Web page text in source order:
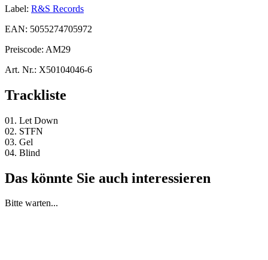
Label: R&S Records
EAN: 5055274705972
Preiscode: AM29
Art. Nr.: X50104046-6
Trackliste
01. Let Down
02. STFN
03. Gel
04. Blind
Das könnte Sie auch interessieren
Bitte warten...